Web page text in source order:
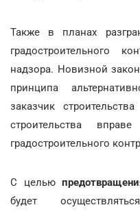
Также в планах
градостроительного
надзора. Новизной
принципа
заказчик
строительства
градостроительного
С целью
будет